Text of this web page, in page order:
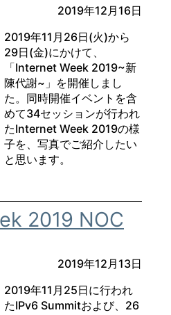
2019年12月16日
2019年11月26日(火)から
29日(金)にかけて、
「Internet Week 2019~新
陳代謝~」を開催しまし
た。同時開催イベントを含
めて34セッションが行われ
たInternet Week 2019の様
子を、写真でご紹介したい
と思います。
2019 NOC
2019年12月13日
2019年11月25日に行われ
たIPv6 Summitおよび、26